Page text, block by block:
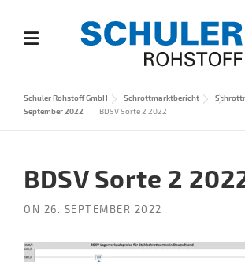
content
Schuler Rohstoff GmbH Schrottmarktbericht
September 2022
BDSV Sorte 2 2022
BDSV Sorte 2
ON 26. SEPTEMBER 2022